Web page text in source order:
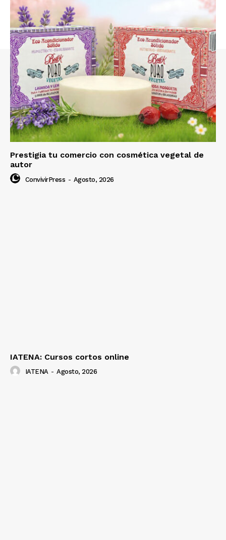
Prestigia tu comercio con cosmética vegetal de
autor
ConvivirPress - Agosto, 2026
IATENA: Cursos cortos online
IATENA - Agosto, 2026